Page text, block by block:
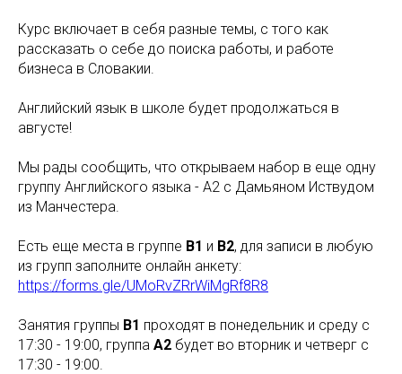
Курс включает в себя разные темы, с того как
рассказать о себе до поиска работы, и работе
бизнеса в Словакии.
Английский язык в школе будет продолжаться в
августе!
Мы рады сообщить, что открываем набор в еще одну
группу Английского языка - A2 с Дамьяном Иствудом
из Манчестера.
Есть еще места в группе В1 и В2, для записи в любую
из групп заполните онлайн анкету:
https://forms.gle/UMoRvZRrWiMgRf8R8
Занятия группы В1 проходят в понедельник и среду с
17:30 - 19:00, группа А2 будет во вторник и четверг с
17:30 - 19:00.